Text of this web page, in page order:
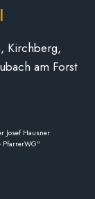
Kirchberg,
am Forst
Josef Hausner
PfarrerWG"